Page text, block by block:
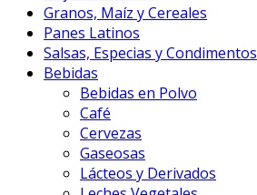
Granos, Maíz y Cereales
Panes Latinos
Salsas, Especias y Condimentos
Bebidas
Bebidas en Polvo
Café
Cervezas
Gaseosas
Lácteos y Derivados